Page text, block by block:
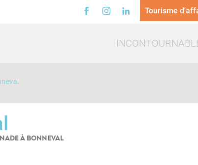
Tourisme
À BONNEVAL